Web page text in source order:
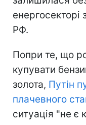
РФ.
Попри те, що
купувати
золота, Путін
плачевного
ситуація "не є